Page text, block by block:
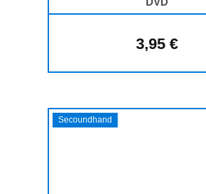
Regulärer
3,95 €
Secoundhand